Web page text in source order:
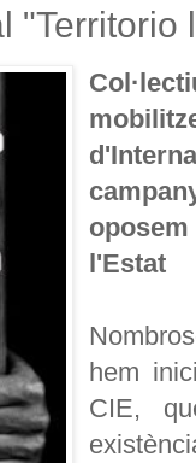
"Territorio
l'Estat
hem
CIE,